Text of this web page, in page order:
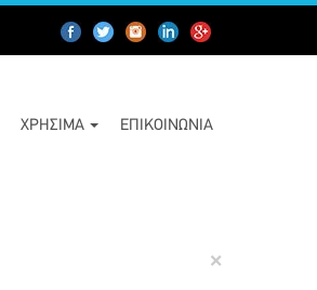
ΧΡΉΣΙΜΑ ΕΠΙΚΟΙΝΩΝΊΑ
×